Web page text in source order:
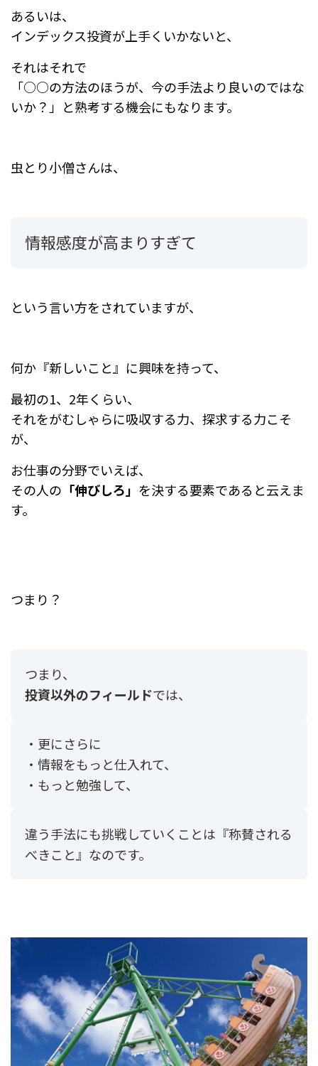
あるいは、
インデックス投資が上手くいかないと、
それはそれで
「○○の方法のほうが、今の手法より良いのではな
いか？」と熟考する機会にもなります。
虫とり小僧さんは、
情報感度が高まりすぎて
という言い方をされていますが、
何か『新しいこと』に興味を持って、
最初の1、2年くらい、
それをがむしゃらに吸収する力、探求する力こそ
が、
お仕事の分野でいえば、
その人の 「伸びしろ」 を決する要素であると云えま
す。
つまり？
つまり、
投資以外のフィールドでは、
・更にさらに
・情報をもっと仕入れて、
・もっと勉強して、
違う手法にも挑戦していくことは『称賛される
べきこと』なのです。